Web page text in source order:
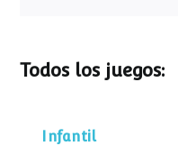
Todos los juegos:
Infantil